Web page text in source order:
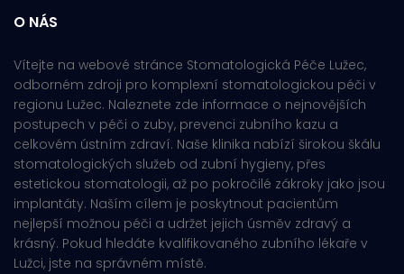
O NÁS
Vítejte na webové stránce Stomatologická Péče Lužec,
odborném zdroji pro komplexní stomatologickou péči v
regionu Lužec. Naleznete zde informace o nejnovějších
postupech v péči o zuby, prevenci zubního kazu a
celkovém ústním zdraví. Naše klinika nabízí širokou škálu
stomatologických služeb od zubní hygieny, přes
estetickou stomatologii, až po pokročilé zákroky jako jsou
implantáty. Naším cílem je poskytnout pacientům
nejlepší možnou péči a udržet jejich úsměv zdravý a
krásný. Pokud hledáte kvalifikovaného zubního lékaře v
Lužci, jste na správném místě.